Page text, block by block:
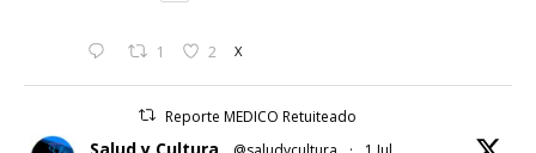
1 2 X
Reporte MEDICO Retuiteado